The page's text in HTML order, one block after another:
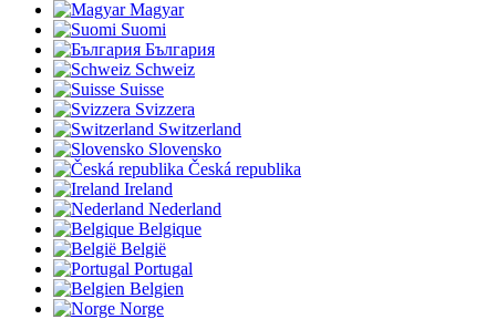
Magyar
Suomi
България
Schweiz
Suisse
Svizzera
Switzerland
Slovensko
Česká republika
Ireland
Nederland
Belgique
België
Portugal
Belgien
Norge